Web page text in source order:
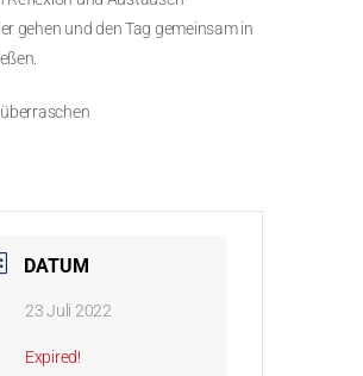
gehen und den Tag gemeinsam in
DATUM
23 Juli 2022
Expired!